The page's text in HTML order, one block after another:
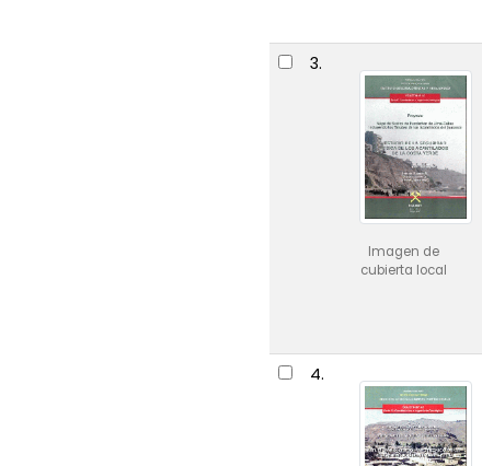
3.
Imagen de
cubierta local
4.